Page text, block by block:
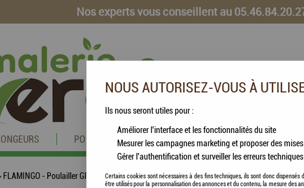
Nos experts vous conseillent au
POISSONS CHEVAUX VOLAILLES
FLAMINGO - Poulailler GINGER Classic
NOUS AUTORISEZ-VOUS À
Ils nous seront utiles pour :
Améliorer l'interface et les fonctionnalités du site
Mesurer les campagnes marketing et proposer des
Gérer l'authentification et surveiller les erreurs techniques
Certains cookies sont nécessaires à des fins techniques, ils sont donc
être utilisés pour la personnalisation des annonces et du contenu, la mesure des